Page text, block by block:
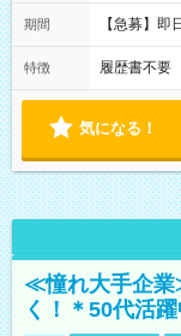
期間 【急募】
特徴 履歴書不要
気になる！
≪憧れ大手企業
く！＊50代活